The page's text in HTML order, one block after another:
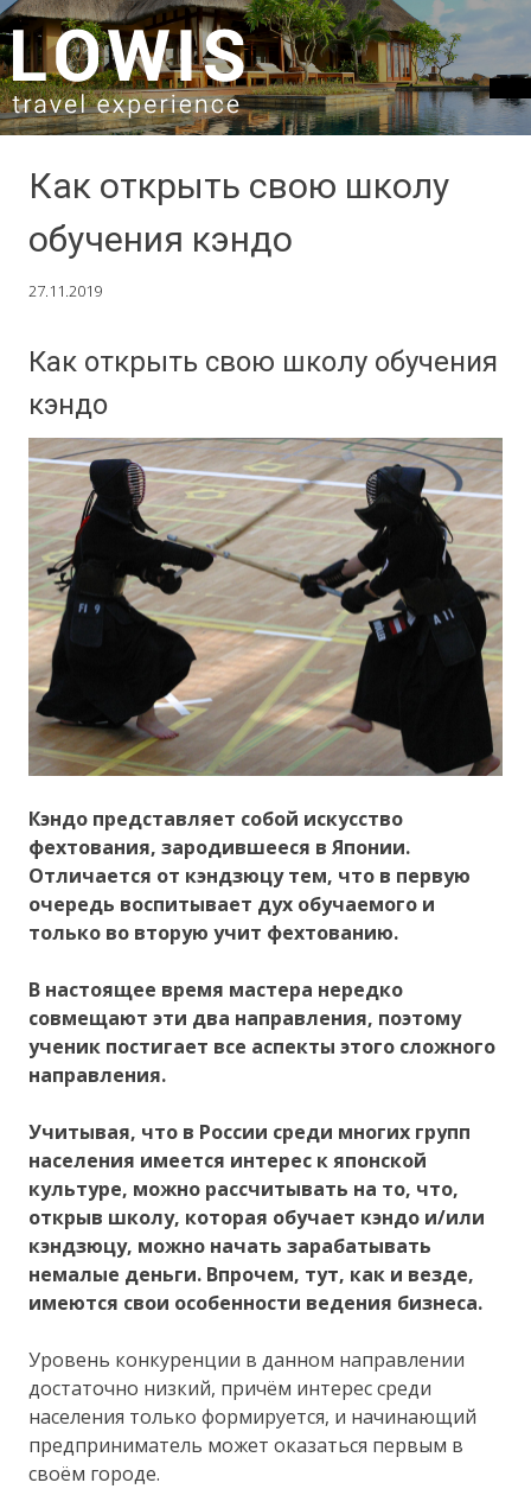
SKIP TO CONTENT
Как открыть свою школу
обучения кэндо
27.11.2019
Как открыть свою школу обучения
кэндо
Кэндо представляет собой искусство
фехтования, зародившееся в Японии.
Отличается от кэндзюцу тем, что в первую
очередь воспитывает дух обучаемого и
только во вторую учит фехтованию.
В настоящее время мастера нередко
совмещают эти два направления, поэтому
ученик постигает все аспекты этого сложного
направления.
Учитывая, что в России среди многих групп
населения имеется интерес к японской
культуре, можно рассчитывать на то, что,
открыв школу, которая обучает кэндо и/или
кэндзюцу, можно начать зарабатывать
немалые деньги. Впрочем, тут, как и везде,
имеются свои особенности ведения бизнеса.
Уровень конкуренции в данном направлении
достаточно низкий, причём интерес среди
населения только формируется, и начинающий
предприниматель может оказаться первым в
своём городе.